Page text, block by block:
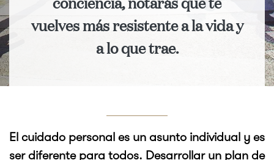
vuelves más resistente a la vida y
a lo que trae.
El cuidado personal es un asunto individual y es
ser diferente para todos. Desarrollar un plan de